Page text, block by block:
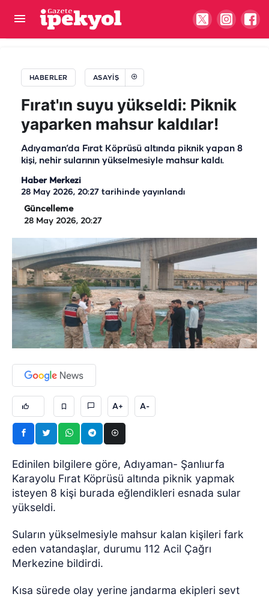
HABERLER ASAYIŞ
Fırat'ın suyu yükseldi: Piknik
yaparken mahsur kaldılar!
Adıyaman’da Fırat Köprüsü altında piknik yapan 8
kişi, nehir sularının yükselmesiyle mahsur kaldı.
Haber Merkezi
28 May 2026, 20:27 tarihinde yayınlandı
Güncelleme
28 May 2026, 20:27
A+ A-
Edinilen bilgilere göre, Adıyaman- Şanlıurfa
Karayolu Fırat Köprüsü altında piknik yapmak
isteyen 8 kişi burada eğlendikleri esnada sular
yükseldi.
Suların yükselmesiyle mahsur kalan kişileri fark
eden vatandaşlar, durumu 112 Acil Çağrı
Merkezine bildirdi.
Kısa sürede olay yerine jandarma ekipleri sevt
Şanlıurfa'da ağaçlık alanda korkutan yangın!